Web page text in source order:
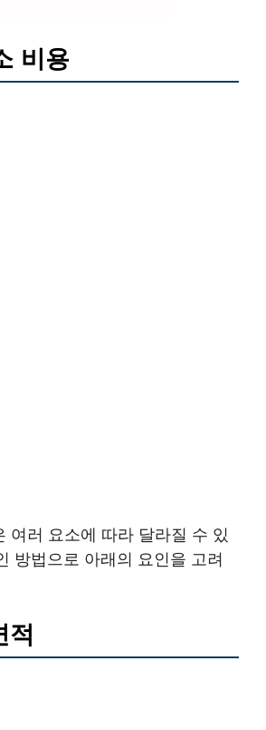
비용
여러 요소에 따라 달라질 수 있
방법으로 아래의 요인을 고려
적